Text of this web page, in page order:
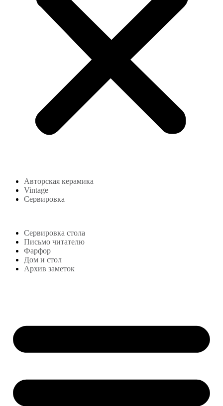
Авторская керамика
Vintage
Сервировка
Сервировка стола
Письмо читателю
Фарфор
Дом и стол
Архив заметок